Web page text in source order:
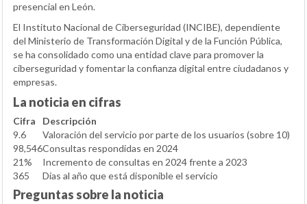
presencial en León.
El Instituto Nacional de Ciberseguridad (INCIBE), dependiente
del Ministerio de Transformación Digital y de la Función Pública,
se ha consolidado como una entidad clave para promover la
ciberseguridad y fomentar la confianza digital entre ciudadanos y
empresas.
La noticia en cifras
Cifra
Descripción
9.6
Valoración del servicio por parte de los usuarios (sobre 10)
98,546Consultas respondidas en 2024
21%
Incremento de consultas en 2024 frente a 2023
365
Días al año que está disponible el servicio
Preguntas sobre la noticia